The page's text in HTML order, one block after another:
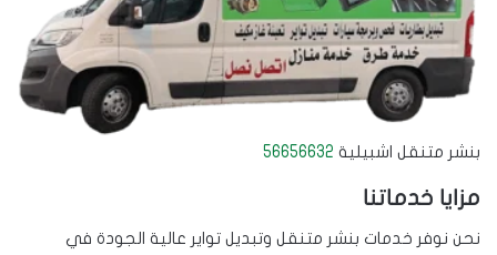
بنشر متنقل اشبيلية 56656632
مزايا خدماتنا
نحن نوفر خدمات بنشر متنقل وتبديل تواير عالية الجودة في